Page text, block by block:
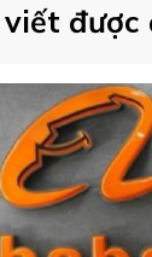
viết được